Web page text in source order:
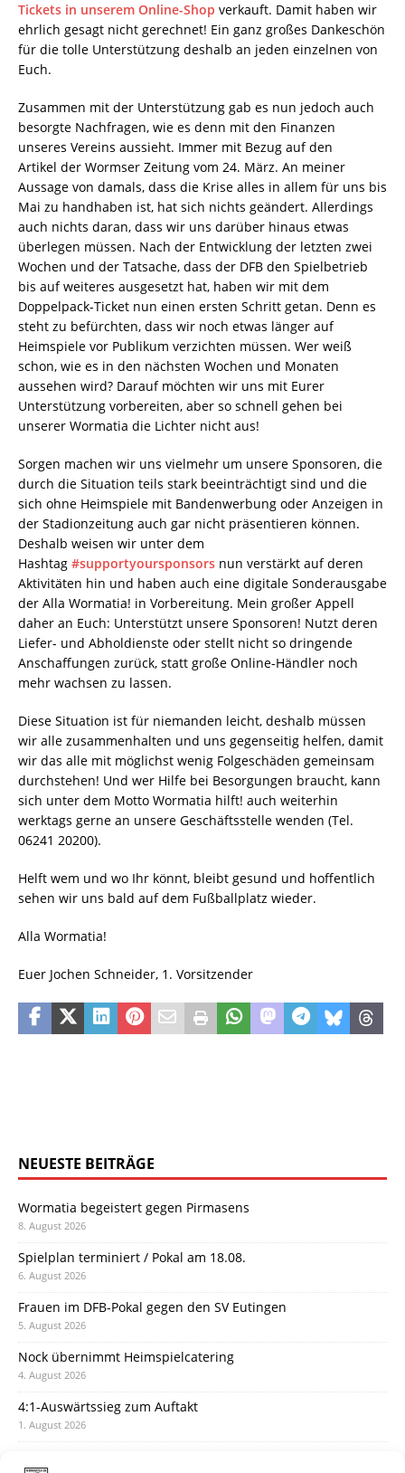
Tickets in unserem Online-Shop verkauft. Damit haben wir
ehrlich gesagt nicht gerechnet! Ein ganz großes Dankeschön
für die tolle Unterstützung deshalb an jeden einzelnen von
Euch.
Zusammen mit der Unterstützung gab es nun jedoch auch
besorgte Nachfragen, wie es denn mit den Finanzen
unseres Vereins aussieht. Immer mit Bezug auf den
Artikel der Wormser Zeitung vom 24. März. An meiner
Aussage von damals, dass die Krise alles in allem für uns bis
Mai zu handhaben ist, hat sich nichts geändert. Allerdings
auch nichts daran, dass wir uns darüber hinaus etwas
überlegen müssen. Nach der Entwicklung der letzten zwei
Wochen und der Tatsache, dass der DFB den Spielbetrieb
bis auf weiteres ausgesetzt hat, haben wir mit dem
Doppelpack-Ticket nun einen ersten Schritt getan. Denn es
steht zu befürchten, dass wir noch etwas länger auf
Heimspiele vor Publikum verzichten müssen. Wer weiß
schon, wie es in den nächsten Wochen und Monaten
aussehen wird? Darauf möchten wir uns mit Eurer
Unterstützung vorbereiten, aber so schnell gehen bei
unserer Wormatia die Lichter nicht aus!
Sorgen machen wir uns vielmehr um unsere Sponsoren, die
durch die Situation teils stark beeinträchtigt sind und die
sich ohne Heimspiele mit Bandenwerbung oder Anzeigen in
der Stadionzeitung auch gar nicht präsentieren können.
Deshalb weisen wir unter dem
Hashtag #supportyoursponsors nun verstärkt auf deren
Aktivitäten hin und haben auch eine digitale Sonderausgabe
der Alla Wormatia! in Vorbereitung. Mein großer Appell
daher an Euch: Unterstützt unsere Sponsoren! Nutzt deren
Liefer- und Abholdienste oder stellt nicht so dringende
Anschaffungen zurück, statt große Online-Händler noch
mehr wachsen zu lassen.
Diese Situation ist für niemanden leicht, deshalb müssen
wir alle zusammenhalten und uns gegenseitig helfen, damit
wir das alle mit möglichst wenig Folgeschäden gemeinsam
durchstehen! Und wer Hilfe bei Besorgungen braucht, kann
sich unter dem Motto Wormatia hilft! auch weiterhin
werktags gerne an unsere Geschäftsstelle wenden (Tel.
06241 20200).
Helft wem und wo Ihr könnt, bleibt gesund und hoffentlich
sehen wir uns bald auf dem Fußballplatz wieder.
Alla Wormatia!
Euer Jochen Schneider, 1. Vorsitzender
NEUESTE BEITRÄGE
Wormatia begeistert gegen Pirmasens
8. August 2026
Spielplan terminiert / Pokal am 18.08.
6. August 2026
Frauen im DFB-Pokal gegen den SV Eutingen
5. August 2026
Nock übernimmt Heimspielcatering
4. August 2026
4:1-Auswärtssieg zum Auftakt
1. August 2026